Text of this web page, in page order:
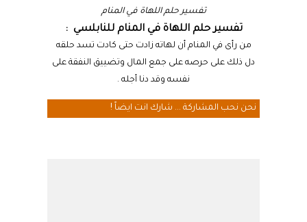
تفسير حلم اللهاة في المنام
تفسير حلم اللهاة في المنام للنابلسي :
من رأى في المنام أن لهاته زادت حتى كادت تسد حلقه
دل ذلك على حرصه على جمع المال وتضييق النفقة على
نفسه وقد دنا أجله .
نحن نحب المشاركة ... شارك انت ايضاً !